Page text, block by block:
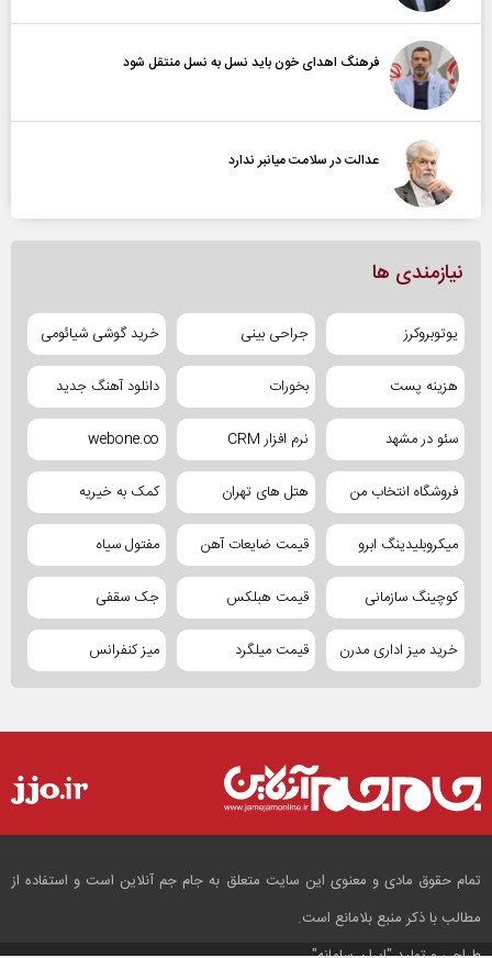
فرهنگ اهدای خون باید نسل به نسل منتقل شود
عدالت در سلامت میانبر ندارد
نیازمندی ها
یوتوبروکرز جراحی بینی خرید گوشی شیائومی
هزینه پست بخورات دانلود آهنگ جدید
سئو در مشهد نرم افزار CRM webone.co
فروشگاه انتخاب من هتل های تهران کمک به خیریه
میکروبلیدینگ ابرو قیمت ضایعات آهن مفتول سیاه
کوچینگ سازمانی قیمت هبلکس جک سقفی
خرید میز اداری مدرن قیمت میلگرد میز کنفرانس
تمام حقوق مادی و معنوی این سایت متعلق به جام جم آنلاین است و استفاده از
مطالب با ذکر منبع بلامانع است.